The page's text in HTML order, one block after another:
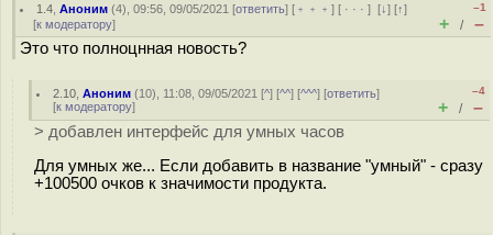
1.4 ,Аноним (4), 09:56, 09/05/2021 [ответить] [ ﹢﹢﹢] [ · · ·][↓] [↑]
[к модератору]
–1
+ / –
Это что полноцнная новость?
2.10 ,Аноним (10), 11:08, 09/05/2021 [^] [^^] [^^^] [ответить]
[к модератору]
–4
+ / –
> добавлен интерфейс для умных часов
Для умных же... Если добавить в название "умный" - сразу
+100500 очков к значимости продукта.